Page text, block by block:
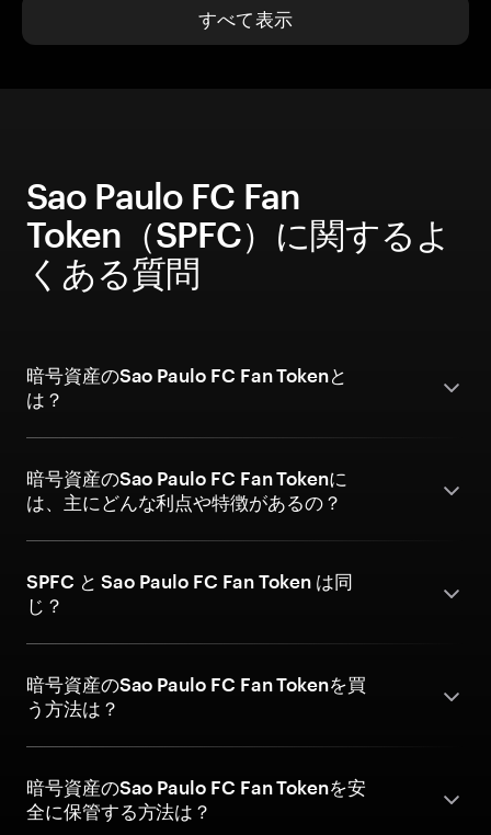
すべて表示
Sao Paulo FC Fan
Token（SPFC）に関するよ
くある質問
暗号資産のSao Paulo FC Fan Tokenと
は？
暗号資産のSao Paulo FC Fan Tokenに
は、主にどんな利点や特徴があるの？
SPFC と Sao Paulo FC Fan Token は同
じ？
暗号資産のSao Paulo FC Fan Tokenを買
う方法は？
暗号資産のSao Paulo FC Fan Tokenを安
全に保管する方法は？